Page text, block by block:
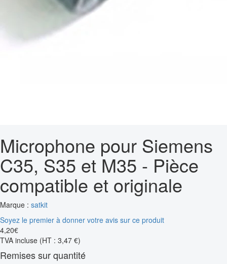
Microphone pour Siemens
C35, S35 et M35 - Pièce
compatible et originale
Marque : satkit
Soyez le premier à donner votre avis sur ce produit
4,20€
TVA incluse (HT : 3,47 €)
Remises sur quantité